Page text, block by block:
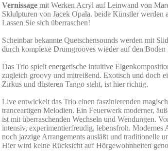
Vernissage mit Werken Acryl auf Leinwand von
Sklulpturen von Jacek Opała. beide Künstler werden
Lassen Sie sich überraschen!
Scheinbar bekannte Quetschensounds werden mit
durch komplexe Drumgrooves wieder auf den Boden
Das Trio spielt energetische intuitive
zugleich groovy und mitreißend. Exotisch und doch
Zirkus und düsteren Tango steht, ist hier richtig.
Live entwickelt das Trio einen faszinierenden
tranceartigen Melodien. Ein Feuerwerk moderner,
ist mit überraschenden Wechseln und Wendungen.
intensiv, experimentierfreudig, lebensfroh.
noch jazzige Arrangements ausläßt und traditionelle
Hier wird keine Rücksicht auf Hörgewohnheiten